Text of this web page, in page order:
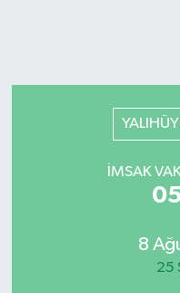
İMSAK
8
25
Son Dakika